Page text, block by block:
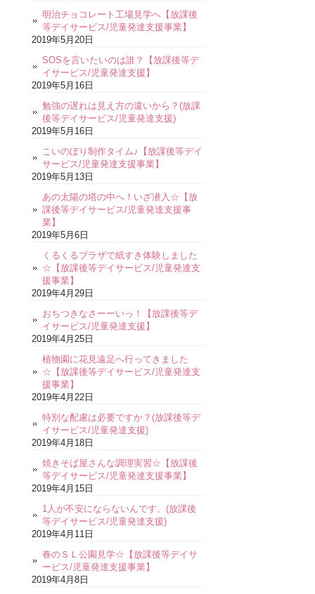
明治チョコレート工場見学へ【放課後
等デイサービス/児童発達支援事業】
2019年5月20日
SOSを言いたいのは誰？【放課後等デ
イサービス/児童発達支援】
2019年5月16日
勉強の遅れは見え方の違いから？(放課
後等デイサービス/児童発達支援)
2019年5月16日
こいのぼり制作タイム♪【放課後等デイ
サービス/児童発達支援事業】
2019年5月13日
あの太陽の塔の中へ！いざ潜入☆【放
課後等デイサービス/児童発達支援事
業】
2019年5月6日
くるくるプラザで紙すき体験しました
☆【放課後等デイサービス/児童発達支
援事業】
2019年4月29日
おちつきなさーーいっ！【放課後等デ
イサービス/児童発達支援】
2019年4月25日
植物園に花見遠足へ行ってきました
☆【放課後等デイサービス/児童発達支
援事業】
2019年4月22日
特別な配慮は必要ですか？(放課後等デ
イサービス/児童発達支援)
2019年4月18日
焼きそば屋さんな調理実習☆【放課後
等デイサービス/児童発達支援事業】
2019年4月15日
1人が不安にならないんです。(放課後
等デイサービス/児童発達支援)
2019年4月11日
春のＳＬ公園見学☆【放課後等デイサ
ービス/児童発達支援事業】
2019年4月8日